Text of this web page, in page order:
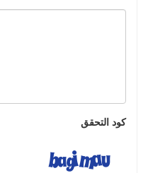
كود التحقق